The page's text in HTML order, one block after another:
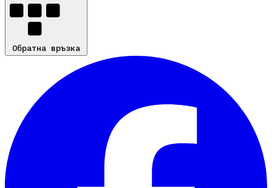
Обратна връзка
Обратна връзка